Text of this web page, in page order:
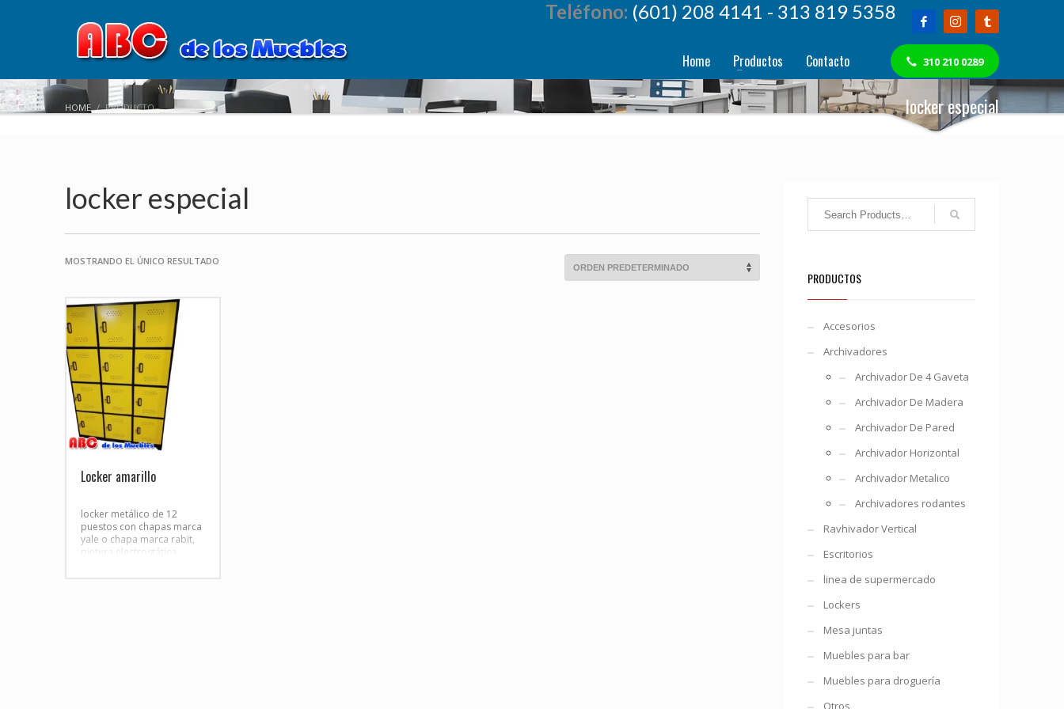
Teléfono: (601) 208 4141 - 313 819 5358
Home Productos Contacto 310 210 0289
HOME PRODUCTO locker especial
locker especial
MOSTRANDO EL ÚNICO RESULTADO
Locker amarillo
locker metálico de 12
puestos con chapas marca
yale o chapa marca rabit,
pintura electrostática
PRODUCTOS
Accesorios
Archivadores
Archivador De 4 Gaveta
Archivador De Madera
Archivador De Pared
Archivador Horizontal
Archivador Metalico
Archivadores rodantes
Ravhivador Vertical
Escritorios
linea de supermercado
Lockers
Mesa juntas
Muebles para bar
Muebles para droguería
Otros